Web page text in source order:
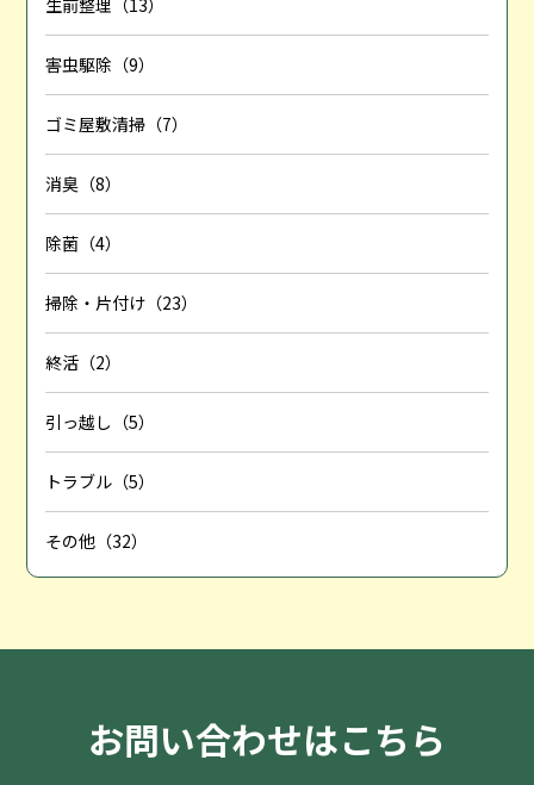
生前整理（13）
害虫駆除（9）
ゴミ屋敷清掃（7）
消臭（8）
除菌（4）
掃除・片付け（23）
終活（2）
引っ越し（5）
トラブル（5）
その他（32）
お問い合わせはこちら